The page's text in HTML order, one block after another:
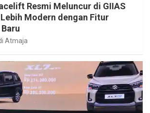
Resmi Meluncur di GIIAS
Modern dengan Fitur
Atmaja